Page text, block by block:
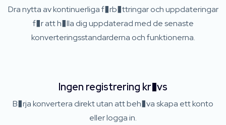
Dra nytta av kontinuerliga f�rb�ttringar och uppdateringar
f�r att h�lla dig uppdaterad med de senaste
konverteringsstandarderna och funktionerna.
Ingen registrering kr�vs
B�rja konvertera direkt utan att beh�va skapa ett konto
eller logga in.